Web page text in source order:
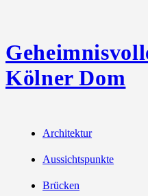
Kölner Dom
Architektur
Aussichtspunkte
Brücken